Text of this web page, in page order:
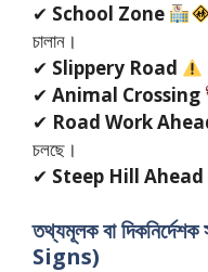
✔ School Zone
চালান।
✔ Slippery Road
✔ Animal Crossing
✔ Road Work
চলছে।
✔ Steep Hill Ahead
তথ্যমূলক বা
Signs)